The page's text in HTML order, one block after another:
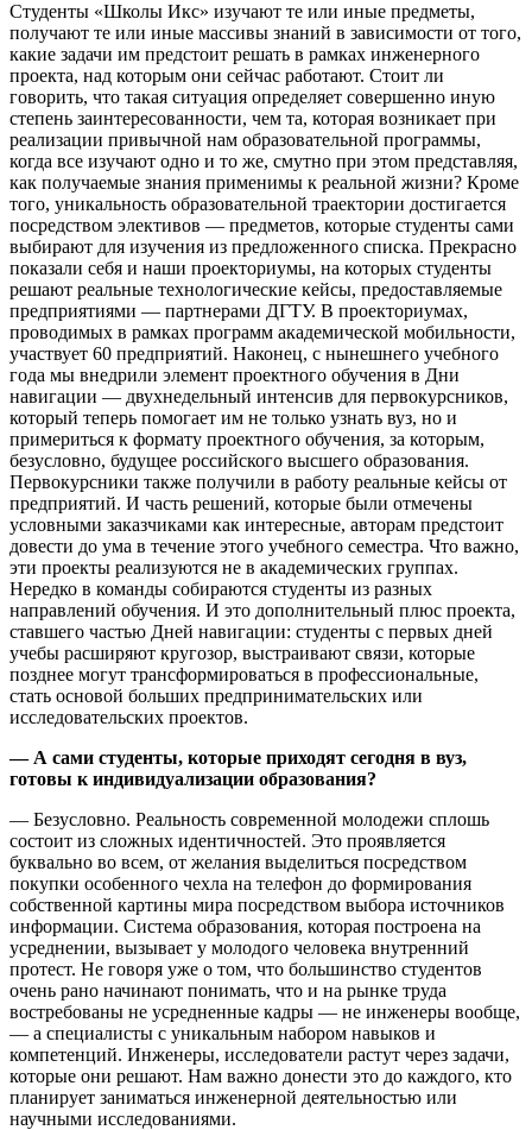
Студенты «Школы Икс» изучают те или иные предметы,
получают те или иные массивы знаний в зависимости от того,
какие задачи им предстоит решать в рамках инженерного
проекта, над которым они сейчас работают. Стоит ли
говорить, что такая ситуация определяет совершенно иную
степень заинтересованности, чем та, которая возникает при
реализации привычной нам образовательной программы,
когда все изучают одно и то же, смутно при этом представляя,
как получаемые знания применимы к реальной жизни? Кроме
того, уникальность образовательной траектории достигается
посредством элективов — предметов, которые студенты сами
выбирают для изучения из предложенного списка. Прекрасно
показали себя и наши проекториумы, на которых студенты
решают реальные технологические кейсы, предоставляемые
предприятиями — партнерами ДГТУ. В проекториумах,
проводимых в рамках программ академической мобильности,
участвует 60 предприятий. Наконец, с нынешнего учебного
года мы внедрили элемент проектного обучения в Дни
навигации — двухнедельный интенсив для первокурсников,
который теперь помогает им не только узнать вуз, но и
примериться к формату проектного обучения, за которым,
безусловно, будущее российского высшего образования.
Первокурсники также получили в работу реальные кейсы от
предприятий. И часть решений, которые были отмечены
условными заказчиками как интересные, авторам предстоит
довести до ума в течение этого учебного семестра. Что важно,
эти проекты реализуются не в академических группах.
Нередко в команды собираются студенты из разных
направлений обучения. И это дополнительный плюс проекта,
ставшего частью Дней навигации: студенты с первых дней
учебы расширяют кругозор, выстраивают связи, которые
позднее могут трансформироваться в профессиональные,
стать основой больших предпринимательских или
исследовательских проектов.
— А сами студенты, которые приходят сегодня в вуз,
готовы к индивидуализации образования?
— Безусловно. Реальность современной молодежи сплошь
состоит из сложных идентичностей. Это проявляется
буквально во всем, от желания выделиться посредством
покупки особенного чехла на телефон до формирования
собственной картины мира посредством выбора источников
информации. Система образования, которая построена на
усреднении, вызывает у молодого человека внутренний
протест. Не говоря уже о том, что большинство студентов
очень рано начинают понимать, что и на рынке труда
востребованы не усредненные кадры — не инженеры вообще,
— а специалисты с уникальным набором навыков и
компетенций. Инженеры, исследователи растут через задачи,
которые они решают. Нам важно донести это до каждого, кто
планирует заниматься инженерной деятельностью или
научными исследованиями.